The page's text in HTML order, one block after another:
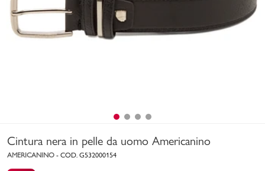
Cintura nera in pelle da uomo Americanino
AMERICANINO - COD. G532000154